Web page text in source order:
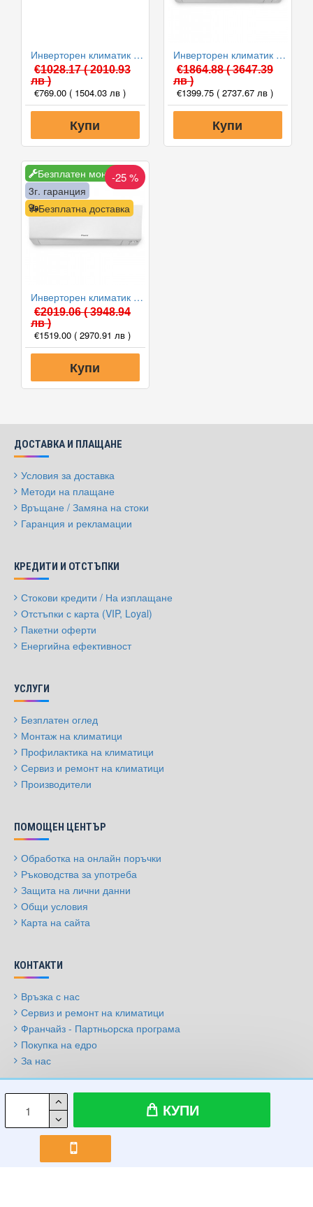
КУПИ
Инверторен климатик Daikin FTXC25E/RXC25E SENSIRA 2025 WiFi, 9000 BTU, Клас A++
€1028.17( 2010.93
лв )
€769.00 ( 1504.03 лв )
Купи
Инверторен климатик Daikin FTXM25A/RXM25A PERFERA WiFi 2024, 9000 BTU, Клас A+++
€1864.88( 3647.39
лв )
€1399.75 ( 2737.67 лв )
Купи
Безплатен монтаж
Безплатна доставка
3г. гаранция
-25 %
Инверторен климатик Daikin FTXM35A/RXM35A PERFERA WiFi 2024, 12000 BTU, Клас A+++
€2019.06( 3948.94
лв )
€1519.00 ( 2970.91 лв )
Купи
ДОСТАВКА И ПЛАЩАНЕ
Условия за доставка
Методи на плащане
Връщане / Замяна на стоки
Гаранция и рекламации
КРЕДИТИ И ОТСТЪПКИ
Стокови кредити / На изплащане
Отстъпки с карта (VIP, Loyal)
Пакетни оферти
Енергийна ефективност
УСЛУГИ
Безплатен оглед
Монтаж на климатици
Профилактика на климатици
Сервиз и ремонт на климатици
Производители
ПОМОЩЕН ЦЕНТЪР
Обработка на онлайн поръчки
Ръководства за употреба
Защита на лични данни
Общи условия
Карта на сайта
КОНТАКТИ
Връзка с нас
Сервиз и ремонт на климатици
Франчайз - Партньорска програма
Покупка на едро
За нас
© 2009-2026, Климатици.бг, Всички права запазени